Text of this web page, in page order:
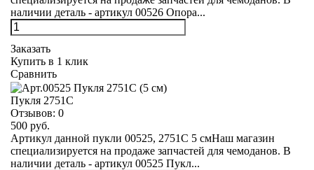
наличии деталь - артикул 00526 Опора...
Заказать
Купить в 1 клик
Сравнить
Пукля 2751С
Отзывов: 0
500 руб.
Артикул данной пукли 00525, 2751С 5 смНаш магазин
специализируется на продаже запчастей для чемоданов. В
наличии деталь - артикул 00525 Пукл...